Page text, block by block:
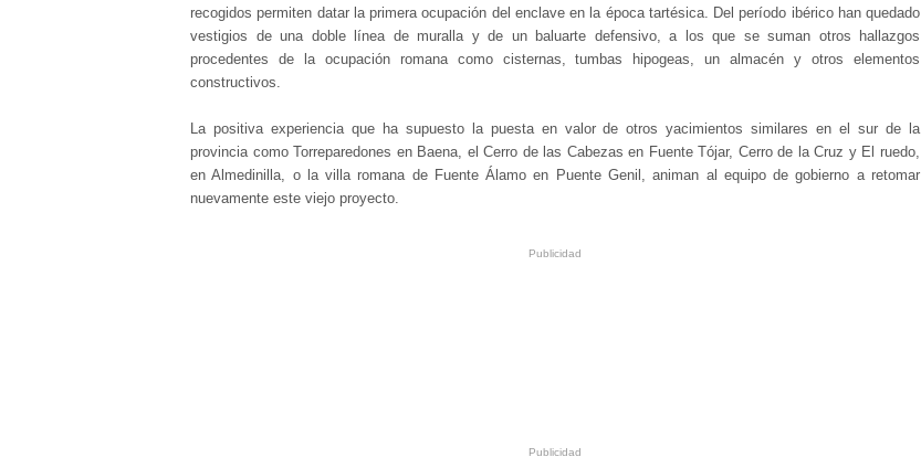
recogidos permiten datar la primera ocupación del enclave en la época tartésica. Del período ibérico han quedado
vestigios de una doble línea de muralla y de un baluarte defensivo, a los que se suman otros hallazgos
procedentes de la ocupación romana como cisternas, tumbas hipogeas, un almacén y otros elementos
constructivos.
La positiva experiencia que ha supuesto la puesta en valor de otros yacimientos similares en el sur de la
provincia como Torreparedones en Baena, el Cerro de las Cabezas en Fuente Tójar, Cerro de la Cruz y El ruedo,
en Almedinilla, o la villa romana de Fuente Álamo en Puente Genil, animan al equipo de gobierno a retomar
nuevamente este viejo proyecto.